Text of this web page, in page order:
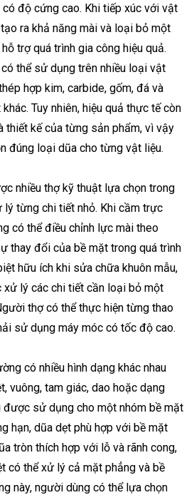
độ cứng cao. Khi tiếp xúc với vật
ra khả năng mài và loại bỏ một
trợ quá trình gia công hiệu quả.
thể sử dụng trên nhiều loại vật
hợp kim, carbide, gốm, đá và
Tuy nhiên, hiệu quả thực tế còn
thiết kế của từng sản phẩm, vì vậy
đúng loại dũa cho từng vật liệu.
nhiều thợ kỹ thuật lựa chọn trong
lý từng chi tiết nhỏ. Khi cầm trực
có thể điều chỉnh lực mài theo
thay đổi của bề mặt trong quá trình
hữu ích khi sửa chữa khuôn mẫu,
xử lý các chi tiết cần loại bỏ một
thợ có thể thực hiện từng thao
sử dụng máy móc có tốc độ cao.
có nhiều hình dạng khác nhau
vuông, tam giác, dao hoặc dạng
sử dụng cho một nhóm bề mặt
hạn, dũa dẹt phù hợp với bề mặt
tròn thích hợp với lỗ và rãnh cong,
có thể xử lý cả mặt phẳng và bề
này, người dùng có thể lựa chọn